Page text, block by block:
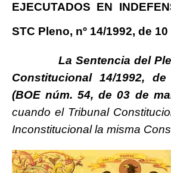
EJECUTADOS EN
STC Pleno, nº 14/1992, de
La Sentencia del
Constitucional 14/1992,
(BOE núm. 54, de 03 de
cuando el Tribunal
Inconstitucional la misma